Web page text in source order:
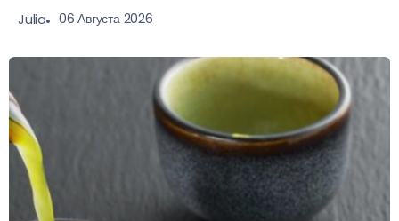
Julia 06 Августа 2026